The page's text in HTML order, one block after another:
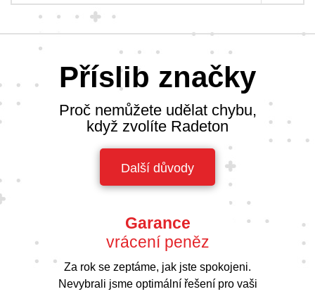
Příslib značky
Proč nemůžete udělat chybu,
když zvolíte Radeton
Další důvody
Garance
vrácení peněz
Za rok se zeptáme, jak jste spokojeni.
Nevybrali jsme optimální řešení pro vaši